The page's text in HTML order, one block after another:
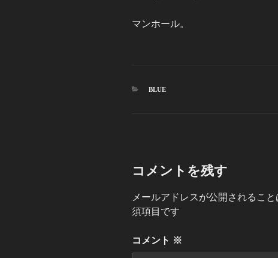
マンホール。
カ
BLUE
コメントを残す
メールアドレスが公開されること
須項目です
コメント ※